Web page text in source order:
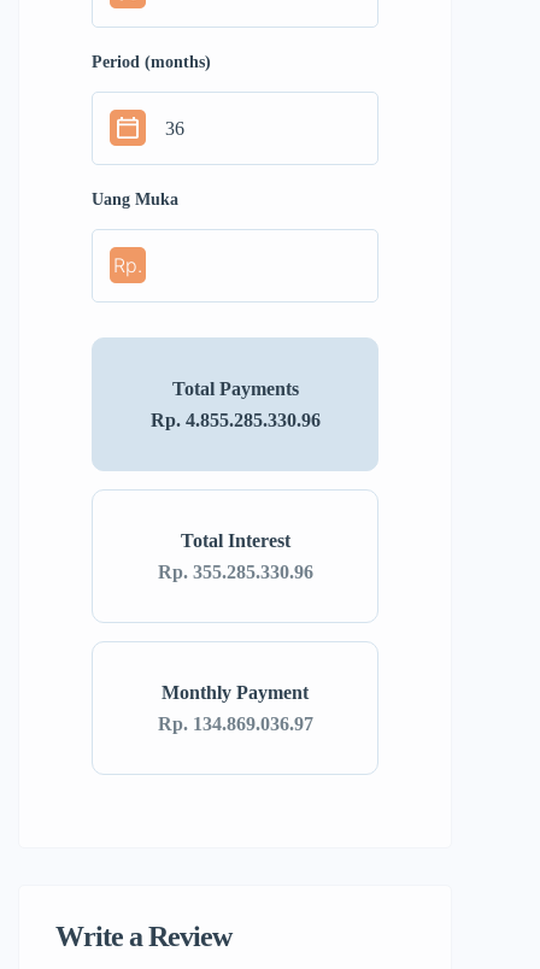
Period (months)
Uang Muka
Rp.
Monthly Payment
Rp. 134.869.036.97
Total Interest
Rp. 355.285.330.96
Total Payments
Rp. 4.855.285.330.96
Write a Review